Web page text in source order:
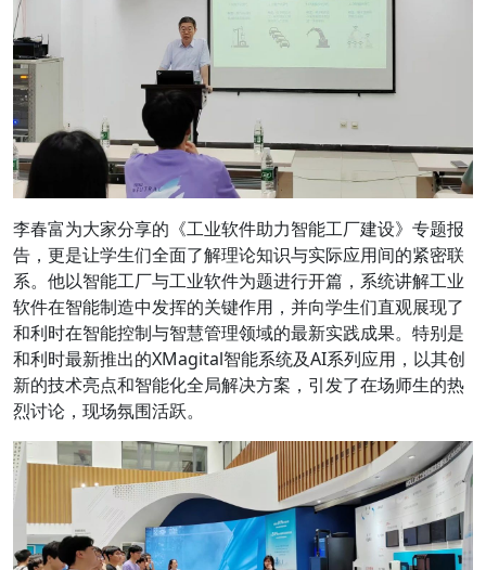
李春富为大家分享的《工业软件助力智能工厂建设》专题报
告，更是让学生们全面了解理论知识与实际应用间的紧密联
系。他以智能工厂与工业软件为题进行开篇，系统讲解工业
软件在智能制造中发挥的关键作用，并向学生们直观展现了
和利时在智能控制与智慧管理领域的最新实践成果。特别是
和利时最新推出的XMagital智能系统及AI系列应用，以其创
新的技术亮点和智能化全局解决方案，引发了在场师生的热
烈讨论，现场氛围活跃。